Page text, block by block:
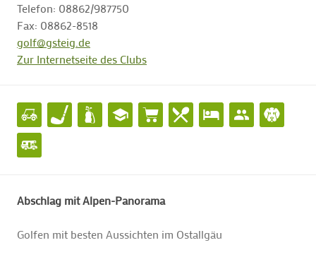
Telefon: 08862/987750
Fax: 08862-8518
golf@gsteig.de
Zur Internetseite des Clubs
Abschlag mit Alpen-Panorama
Golfen mit besten Aussichten im Ostallgäu